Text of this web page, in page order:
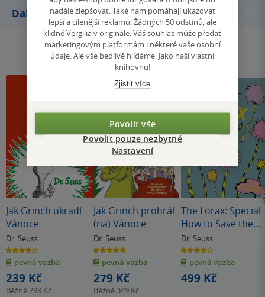
Další knihy autora
Jak Grinch ukradl
Vánoce
Dr. Seuss
4.3
z
5
hvězdiček
pevná vazba
239 Kč
Běžně299 Kč
Jak Grinch prohrál
(na) Vánoce
Dr. Seuss
4.9
z
5
hvězdiček
pevná vazba
279 Kč
Běžně 349 Kč
The Lorax: Special
How to Save the
Planet edition
Dr. Seuss
4.0
z
5
hvězdiček
pevná vazba
499 Kč
nadále zlepšovat. Také nám pomáhají ukazovat
lepší a cílenější reklamu. Žádných 50 odstínů, ale
klidně Vergilia v originále. Váš souhlas může předat
marketingovým platformám i některé vaše osobní
údaje. Ale vše bedlivě hlídáme. Jako naši vlastní
knihovnu!
Zjistit více
Povolit vše
Povolit pouze nezbytné
Nastavení